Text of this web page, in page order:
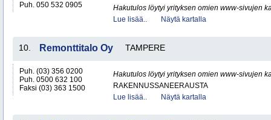
Puh. 050 532 0905
Hakutulos löytyi yrityksen omien www-sivujen
Lue lisää..
Näytä kartalla
10. Remonttitalo Oy TAMPERE
Puh. (03) 356 0200
Puh. 0500 632 100
Faksi (03) 363 1500
Hakutulos löytyi yrityksen omien www-sivujen
RAKENNUSSANEERAUSTA
Lue lisää..
Näytä kartalla